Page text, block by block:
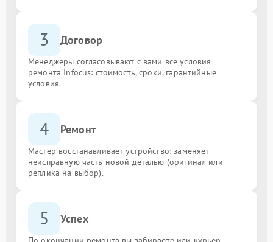
3 Договор
Менеджеры согласовывают с вами все условия
ремонта Infocus: стоимость, сроки, гарантийные
условия.
4 Ремонт
Мастер восстанавливает устройство: заменяет
неисправную часть новой деталью (оригинал или
реплика на выбор).
5 Успех